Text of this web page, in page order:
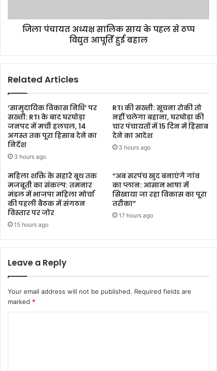
जिला पंचायत अध्यक्ष सालिक साय के पहल से ठप्प
विद्युत आपूर्ति हुई बहाल
Related Articles
‘सामुदायिक विकास निधि’ पर
सख्ती: RTI के बाद घरघोड़ा
जनपद में मची हलचल, 14
अगस्त तक पूरा हिसाब देने का
निर्देश
3 hours ago
RTI की सख्ती: सूचना रोकी तो
नहीं चलेगा बहाना, घरघोड़ा की
चार पंचायतों में 15 दिन में हिसाब
देने का आदेश
3 hours ago
महिला शक्ति के सहारे बूथ तक
मजबूती का संकल्प: तमनार
मंडल में भाजपा महिला मोर्चा
की पहली बैठक में संगठन
विस्तार पर जोर
15 hours ago
“अब सरपंच खुद बनाएंगे गांव
का प्लान: आसान भाषा में
सिखाया जा रहा विकास का पूरा
तरीका”
17 hours ago
Leave a Reply
Your email address will not be published. Required fields are
marked *